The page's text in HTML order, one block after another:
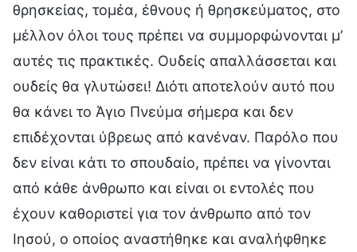
θρησκείας, τομέα, έθνους ή θρησκεύματος, στο
μέλλον όλοι τους πρέπει να συμμορφώνονται μ’
αυτές τις πρακτικές. Ουδείς απαλλάσσεται και
ουδείς θα γλυτώσει! Διότι αποτελούν αυτό που
θα κάνει το Άγιο Πνεύμα σήμερα και δεν
επιδέχονται ύβρεως από κανέναν. Παρόλο που
δεν είναι κάτι το σπουδαίο, πρέπει να γίνονται
από κάθε άνθρωπο και είναι οι εντολές που
έχουν καθοριστεί για τον άνθρωπο από τον
Ιησού, ο οποίος αναστήθηκε και αναλήφθηκε